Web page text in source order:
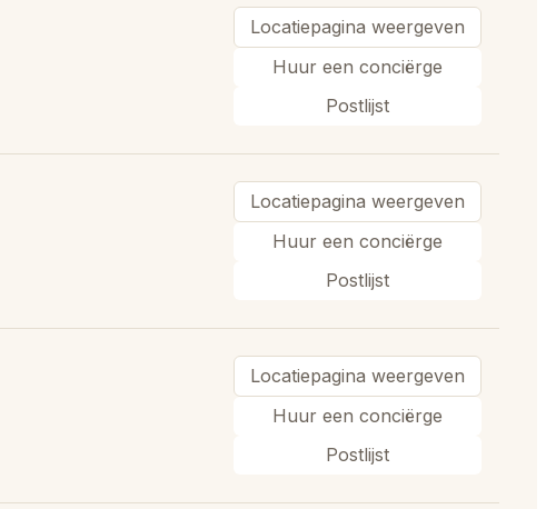
Locatiepagina weergeven
Huur een conciërge
Postlijst
Locatiepagina weergeven
Huur een conciërge
Postlijst
Locatiepagina weergeven
Huur een conciërge
Postlijst